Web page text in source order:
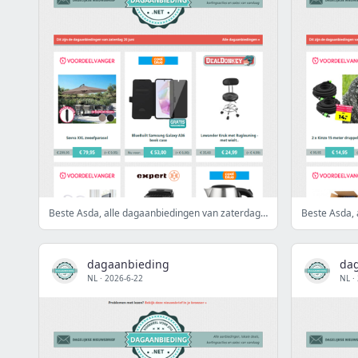
Beste Asda, alle dagaanbiedingen van zaterdag 20 juni
dagaanbieding
NL · 2026-6-22 NL ·